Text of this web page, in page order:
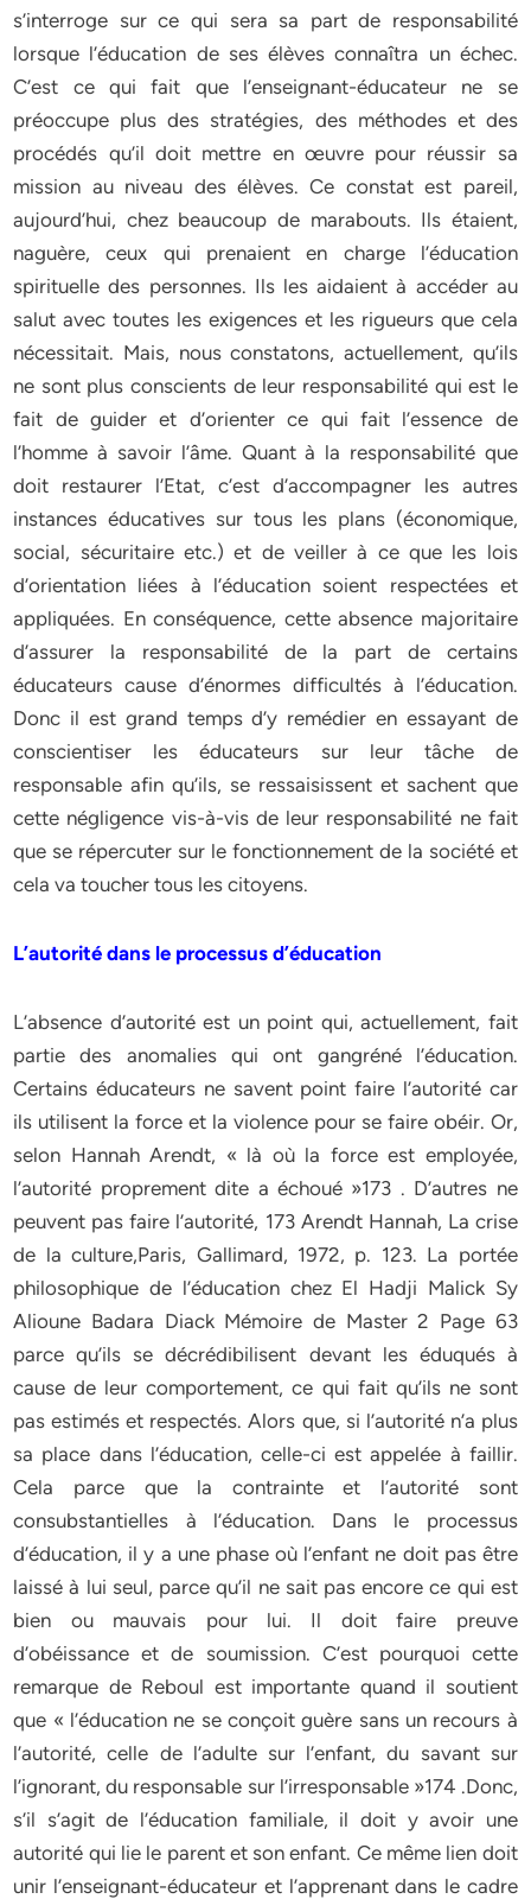
s’interroge sur ce qui sera sa part de responsabilité
lorsque l’éducation de ses élèves connaîtra un échec.
C’est ce qui fait que l’enseignant-éducateur ne se
préoccupe plus des stratégies, des méthodes et des
procédés qu’il doit mettre en œuvre pour réussir sa
mission au niveau des élèves. Ce constat est pareil,
aujourd’hui, chez beaucoup de marabouts. Ils étaient,
naguère, ceux qui prenaient en charge l’éducation
spirituelle des personnes. Ils les aidaient à accéder au
salut avec toutes les exigences et les rigueurs que cela
nécessitait. Mais, nous constatons, actuellement, qu’ils
ne sont plus conscients de leur responsabilité qui est le
fait de guider et d’orienter ce qui fait l’essence de
l’homme à savoir l’âme. Quant à la responsabilité que
doit restaurer l’Etat, c’est d’accompagner les autres
instances éducatives sur tous les plans (économique,
social, sécuritaire etc.) et de veiller à ce que les lois
d’orientation liées à l’éducation soient respectées et
appliquées. En conséquence, cette absence majoritaire
d’assurer la responsabilité de la part de certains
éducateurs cause d’énormes difficultés à l’éducation.
Donc il est grand temps d’y remédier en essayant de
conscientiser les éducateurs sur leur tâche de
responsable afin qu’ils, se ressaisissent et sachent que
cette négligence vis-à-vis de leur responsabilité ne fait
que se répercuter sur le fonctionnement de la société et
cela va toucher tous les citoyens.
L’autorité dans le processus d’éducation
L’absence d’autorité est un point qui, actuellement, fait
partie des anomalies qui ont gangréné l’éducation.
Certains éducateurs ne savent point faire l’autorité car
ils utilisent la force et la violence pour se faire obéir. Or,
selon Hannah Arendt, « là où la force est employée,
l’autorité proprement dite a échoué »173 . D’autres ne
peuvent pas faire l’autorité, 173 Arendt Hannah, La crise
de la culture,Paris, Gallimard, 1972, p. 123. La portée
philosophique de l’éducation chez El Hadji Malick Sy
Alioune Badara Diack Mémoire de Master 2 Page 63
parce qu’ils se décrédibilisent devant les éduqués à
cause de leur comportement, ce qui fait qu’ils ne sont
pas estimés et respectés. Alors que, si l’autorité n’a plus
sa place dans l’éducation, celle-ci est appelée à faillir.
Cela parce que la contrainte et l’autorité sont
consubstantielles à l’éducation. Dans le processus
d’éducation, il y a une phase où l’enfant ne doit pas être
laissé à lui seul, parce qu’il ne sait pas encore ce qui est
bien ou mauvais pour lui. Il doit faire preuve
d’obéissance et de soumission. C’est pourquoi cette
remarque de Reboul est importante quand il soutient
que « l’éducation ne se conçoit guère sans un recours à
l’autorité, celle de l’adulte sur l’enfant, du savant sur
l’ignorant, du responsable sur l’irresponsable »174 .Donc,
s’il s’agit de l’éducation familiale, il doit y avoir une
autorité qui lie le parent et son enfant. Ce même lien doit
unir l’enseignant-éducateur et l’apprenant dans le cadre